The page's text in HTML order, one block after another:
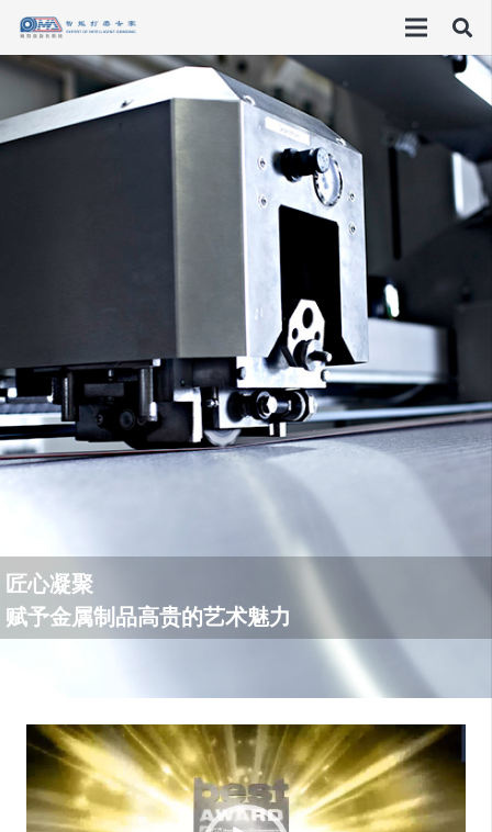
匠心凝聚
赋予金属制品高贵的艺术魅力
视
频
播
放